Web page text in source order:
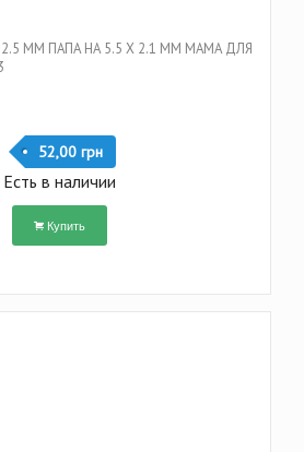
2.5 ММ ПАПА НА 5.5 Х 2.1 ММ МАМА ДЛЯ
52,00 грн
Есть в наличии
Купить